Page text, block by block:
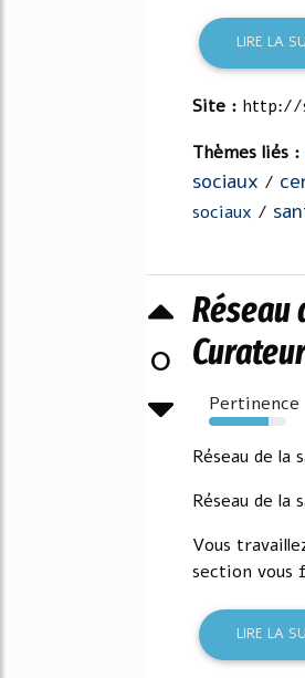
LIRE LA
Site : http://
Thèmes liés :
sociaux /
sociaux /
0
Réseau
Pertinence
77%
Réseau de la
Réseau de la
Vous
section vous
LIRE LA